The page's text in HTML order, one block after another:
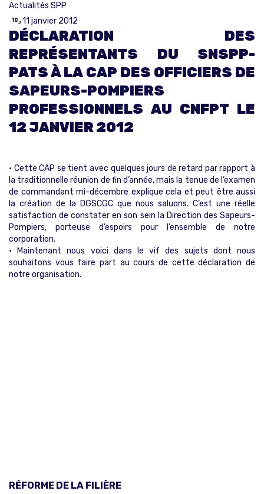
Actualités SPP
11 janvier 2012
DÉCLARATION DES
REPRÉSENTANTS DU SNSPP-
PATS À LA CAP DES OFFICIERS DE
SAPEURS-POMPIERS
PROFESSIONNELS AU CNFPT LE
12 JANVIER 2012
• Cette CAP se tient avec quelques jours de retard par rapport à
la traditionnelle réunion de fin d’année, mais la tenue de l’examen
de commandant mi-décembre explique cela et peut être aussi
la création de la DGSCGC que nous saluons. C’est une réelle
satisfaction de constater en son sein la Direction des Sapeurs-
Pompiers, porteuse d’espoirs pour l’ensemble de notre
corporation.
• Maintenant nous voici dans le vif des sujets dont nous
souhaitons vous faire part au cours de cette déclaration de
notre organisation.
RÉFORME DE LA FILIÈRE